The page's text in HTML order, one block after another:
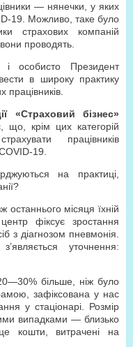
— нянечки, у яких
19. Можливо, таке було
страхових компаній
проводять.
особисто Президент
в широку практику
«Страховий бізнес»
що, крім цих категорій
працівників
19.
на практиці,
останнього місяця їхній
фіксує зростання
з діагнозом пневмонія.
уточнення:
більше, ніж було
зафіксована у нас
у стаціонарі. Розмір
випадками — близько
кошти, витрачені на